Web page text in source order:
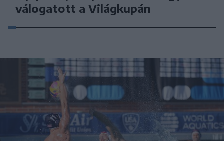
válogatott a Világkupán